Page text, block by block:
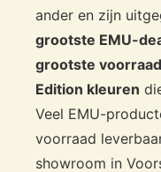
Het sterke aan Saint
wanneer je later
basis consistent is, kun
terwijl je met stalen
daar perfect in: tijdloos,
Precies de reden
praktijk vaak het meest
ander en zijn
grootste EMU-
grootste voorraad
Edition kleuren
Veel EMU-
voorraad
showroom in